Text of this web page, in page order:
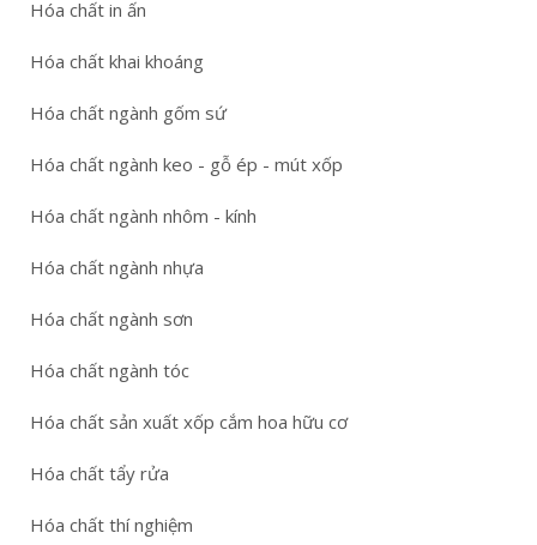
Hóa chất in ấn
Hóa chất khai khoáng
Hóa chất ngành gốm sứ
Hóa chất ngành keo - gỗ ép - mút xốp
Hóa chất ngành nhôm - kính
Hóa chất ngành nhựa
Hóa chất ngành sơn
Hóa chất ngành tóc
Hóa chất sản xuất xốp cắm hoa hữu cơ
Hóa chất tẩy rửa
Hóa chất thí nghiệm